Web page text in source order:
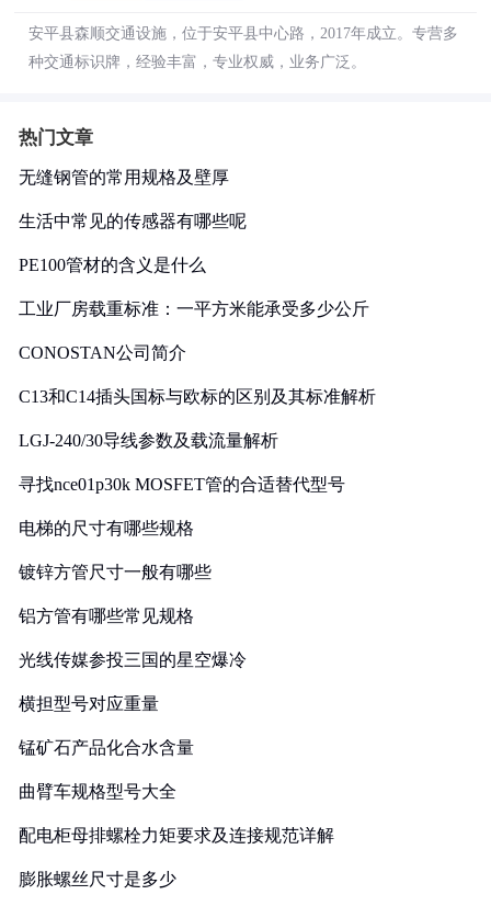
安平县森顺交通设施，位于安平县中心路，2017年成立。专营多
种交通标识牌，经验丰富，专业权威，业务广泛。
热门文章
无缝钢管的常用规格及壁厚
生活中常见的传感器有哪些呢
PE100管材的含义是什么
工业厂房载重标准：一平方米能承受多少公斤
CONOSTAN公司简介
C13和C14插头国标与欧标的区别及其标准解析
LGJ-240/30导线参数及载流量解析
寻找nce01p30k MOSFET管的合适替代型号
电梯的尺寸有哪些规格
镀锌方管尺寸一般有哪些
铝方管有哪些常见规格
光线传媒参投三国的星空爆冷
横担型号对应重量
锰矿石产品化合水含量
曲臂车规格型号大全
配电柜母排螺栓力矩要求及连接规范详解
膨胀螺丝尺寸是多少